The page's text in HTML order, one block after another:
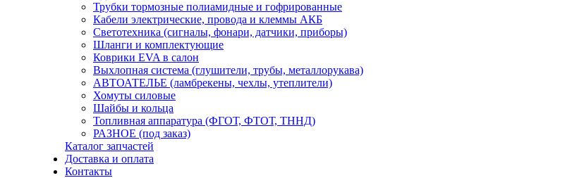
Трубки тормозные полиамидные и гофрированные
Кабели электрические, провода и клеммы АКБ
Светотехника (сигналы, фонари, датчики, приборы)
Шланги и комплектующие
Коврики EVA в салон
Выхлопная система (глушители, трубы, металлорукава)
АВТОАТЕЛЬЕ (ламбрекены, чехлы, утеплители)
Хомуты силовые
Шайбы и кольца
Топливная аппаратура (ФГОТ, ФТОТ, ТННД)
РАЗНОЕ (под заказ)
Каталог запчастей
Доставка и оплата
Контакты